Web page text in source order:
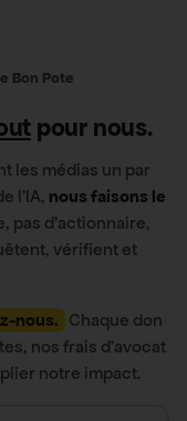
Bon Pote
pour nous.
les médias un par
l’IA, nous faisons le
pas d’actionnaire,
vérifient et
nous. Chaque don
nos frais d’avocat
notre impact.